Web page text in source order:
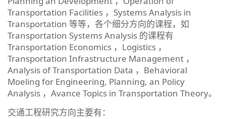
Transportation Facilities ，Systems Analysis in
Transportation 等等，各个细分方向的课程，如
Transportation Systems Analysis 的课程有
Transportation Economics ，Logistics ，
Transportation Infrastructure Management ，
Analysis of Transportation Data ，Behavioral
Moeling for Engineering, Planning, an Policy
Analysis ，Avance Topics in Transportation Theory。
交通工程研究方向主要有：